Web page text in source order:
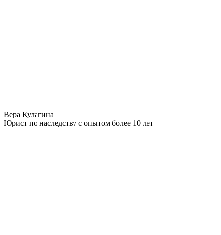
Вера Кулагина
Юрист по наследству с опытом более 10 лет